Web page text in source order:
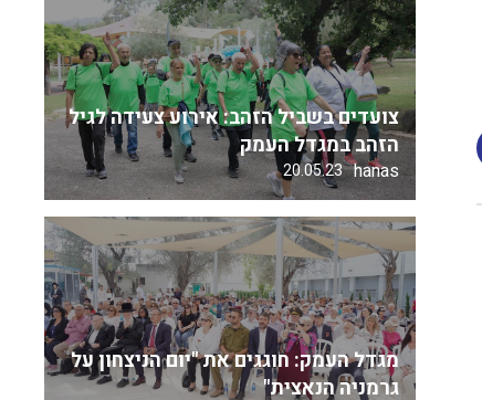
צועדים בשביל הזהב: אירוע צעידה לגיל
הזהב במגדל העמק
hanas
20.05.23
מגדל העמק: חוגגים את "יום הניצחון על
גרמניה הנאצית"